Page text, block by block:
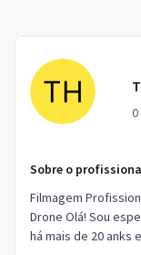
Sobre o
Filmagem
Drone Olá! Sou especialista em produção audiovisual
há mais de 20 anks